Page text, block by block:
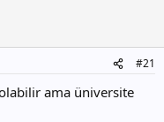
#21
ama üniversite